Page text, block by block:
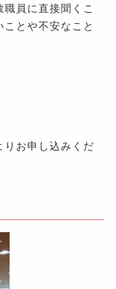
員に直接聞くこ
とや不安なこと
りお申し込みくだ